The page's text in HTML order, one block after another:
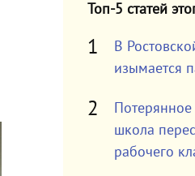
Топ-5 статей
В
изымается
школа
рабочего